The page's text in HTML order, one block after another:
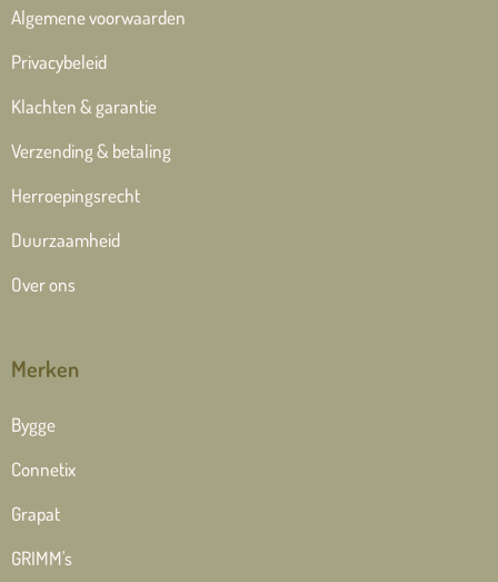
Algemene voorwaarden
Privacybeleid
Klachten & garantie
Verzending & betaling
Herroepingsrecht
Duurzaamheid
Over ons
Merken
Bygge
Connetix
Grapat
GRIMM's